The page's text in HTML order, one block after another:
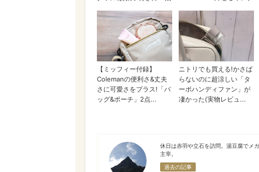
屯田兵休日は赤羽や立石を訪問。湯豆腐でメ
主宰。
過去の記事